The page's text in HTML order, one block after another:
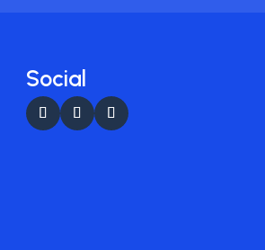
Social